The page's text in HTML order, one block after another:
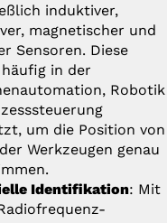
induktiver,
magnetischer und
Sensoren. Diese
in der
Robotik
um die Position von
Werkzeugen genau
Identifikation: Mit